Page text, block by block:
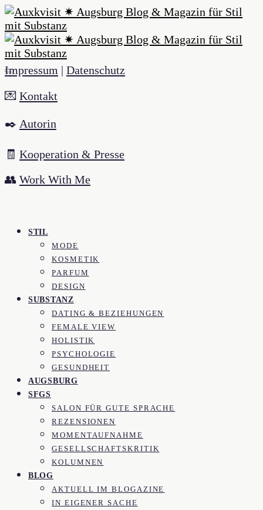
Impressum | Datenschutz
💌 Kontakt
✒️ Autorin
🧾 Kooperation & Presse
👥 Work With Me
STIL
MODE
KOSMETIK
PARFUM
DESIGN
SUBSTANZ
DATING & BEZIEHUNGEN
FEMALE VIEW
HOLISTIK
PSYCHOLOGIE
GESUNDHEIT
AUGSBURG
SFGS
SALON FÜR GUTE SPRACHE
REZENSIONEN
MOMENTAUFNAHME
GESELLSCHAFTSKRITIK
KOLUMNEN
BLOG
AKTUELL IM BLOGAZINE
IN EIGENER SACHE